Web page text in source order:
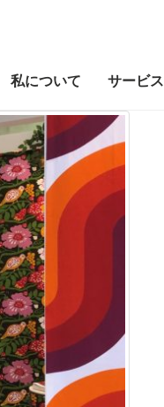
私について サービス